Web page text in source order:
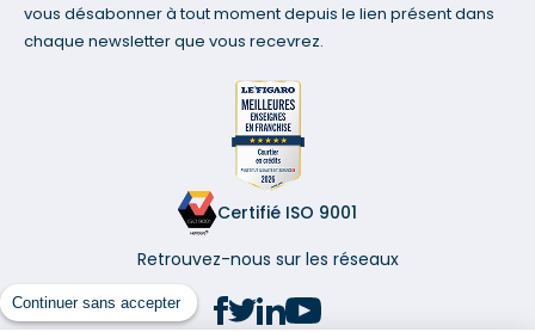
Continuer sans accepter
vous désabonner à tout moment depuis le lien présent dans
chaque newsletter que vous recevrez.
Certifié ISO 9001
Retrouvez-nous sur les réseaux